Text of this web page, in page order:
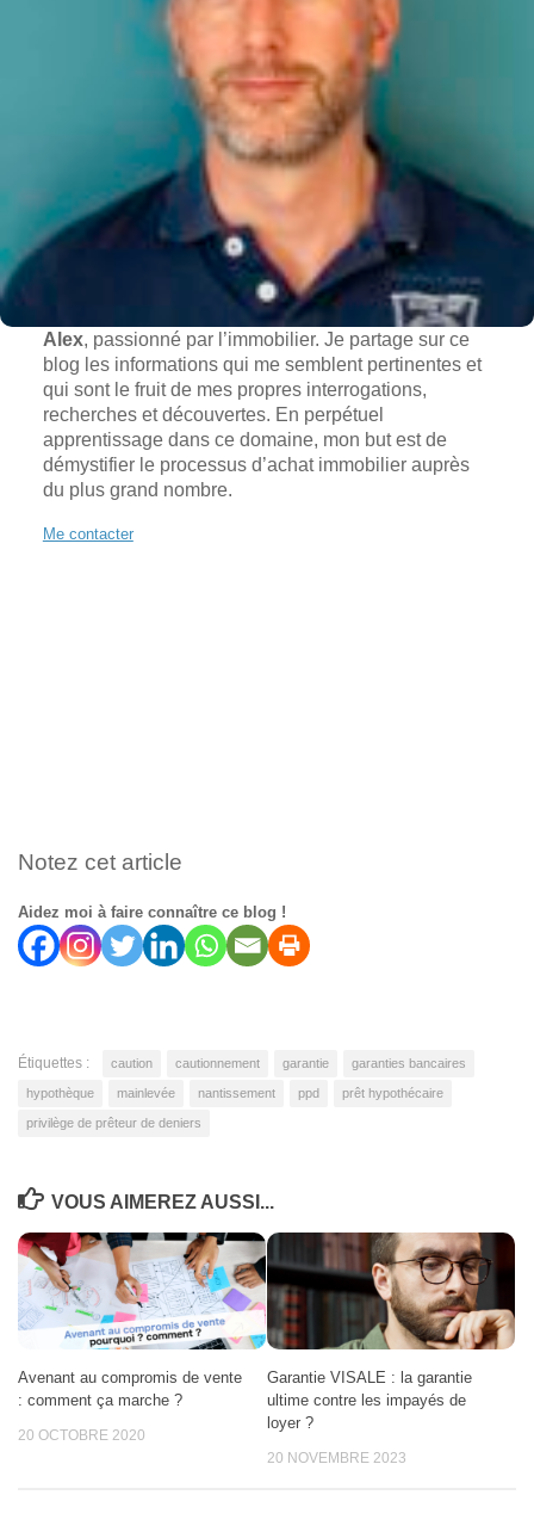
Alex, passionné par l’immobilier. Je partage sur ce
blog les informations qui me semblent pertinentes et
qui sont le fruit de mes propres interrogations,
recherches et découvertes. En perpétuel
apprentissage dans ce domaine, mon but est de
démystifier le processus d’achat immobilier auprès
du plus grand nombre.
Me contacter
Notez cet article
Aidez moi à faire connaître ce blog !
Étiquettes : caution cautionnement garantie garanties bancaires
hypothèque mainlevée nantissement ppd prêt hypothécaire
privilège de prêteur de deniers
VOUS AIMEREZ AUSSI...
Avenant au compromis de vente
: comment ça marche ?
20 OCTOBRE 2020
Garantie VISALE : la garantie
ultime contre les impayés de
loyer ?
20 NOVEMBRE 2023